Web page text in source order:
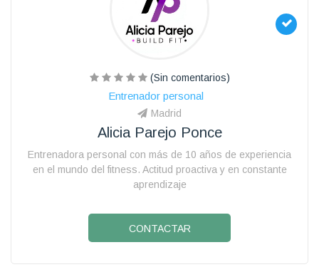
(Sin comentarios)
Entrenador personal
Madrid
Alicia Parejo Ponce
Entrenadora personal con más de 10 años de experiencia
en el mundo del fitness. Actitud proactiva y en constante
aprendizaje
CONTACTAR